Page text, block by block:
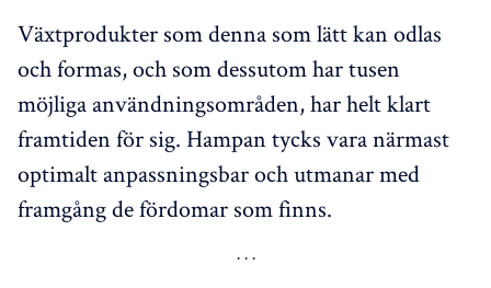
Växtprodukter som denna som lätt kan odlas
och formas, och som dessutom har tusen
möjliga användningsområden, har helt klart
framtiden för sig. Hampan tycks vara närmast
optimalt anpassningsbar och utmanar med
framgång de fördomar som finns.